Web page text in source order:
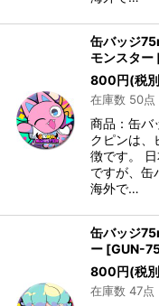
缶バッジ
モンスター
800円(税
在庫数 50点
商品：缶バ
クピンは、
徴です。
ですが、缶
海外で…
缶バッジ
ー [GUN-
800円(税
在庫数 47点